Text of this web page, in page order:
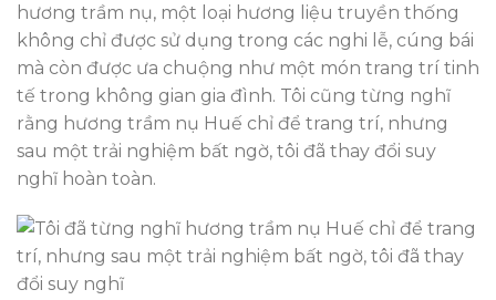
hương trầm nụ, một loại hương liệu truyền thống
không chỉ được sử dụng trong các nghi lễ, cúng bái
mà còn được ưa chuộng như một món trang trí tinh
tế trong không gian gia đình. Tôi cũng từng nghĩ
rằng hương trầm nụ Huế chỉ để trang trí, nhưng
sau một trải nghiệm bất ngờ, tôi đã thay đổi suy
nghĩ hoàn toàn.